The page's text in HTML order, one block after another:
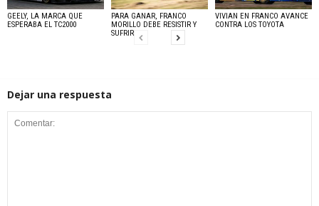
GEELY, LA MARCA QUE
ESPERABA EL TC2000
PARA GANAR, FRANCO
MORILLO DEBE RESISTIR Y
SUFRIR
VIVIAN EN FRANCO AVANCE
CONTRA LOS TOYOTA
Dejar una respuesta